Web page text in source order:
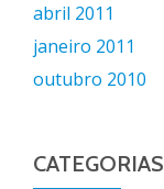
abril 2011
janeiro 2011
outubro 2010
CATEGORIAS